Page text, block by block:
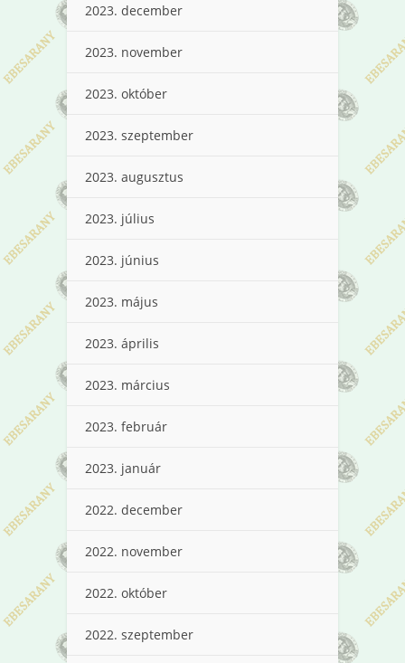
2023. december
2023. november
2023. október
2023. szeptember
2023. augusztus
2023. július
2023. június
2023. május
2023. április
2023. március
2023. február
2023. január
2022. december
2022. november
2022. október
2022. szeptember